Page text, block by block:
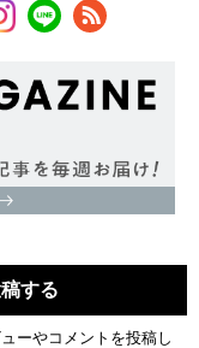
する
ーやコメントを投稿し